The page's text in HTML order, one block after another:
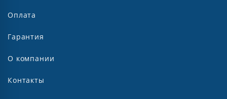
Оплата
Гарантия
О компании
Контакты